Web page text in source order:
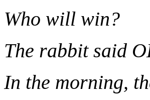
Who will win?
The rabbit said
In the morning,